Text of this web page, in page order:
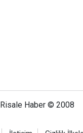
Risale Haber © 2008